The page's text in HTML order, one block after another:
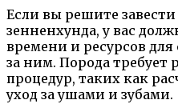
Если вы решите завести
зенненхунда, у вас
времени и ресурсов
за ним. Порода требует
процедур, таких как
уход за ушами и зубами.